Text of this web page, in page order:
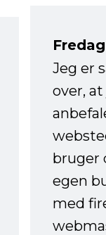
Jeg er
over,
bruger
egen
med